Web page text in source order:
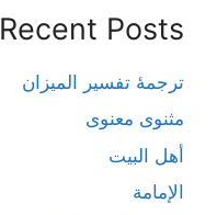
Recent Posts
ترجمۀ تفسیر المیزان
مثنوی معنوی
أهل البيت
الإمامة